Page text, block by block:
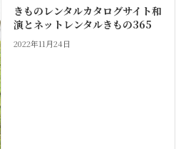
きものレンタルカタログサイト和
演とネットレンタルきもの365
2022年11月24日